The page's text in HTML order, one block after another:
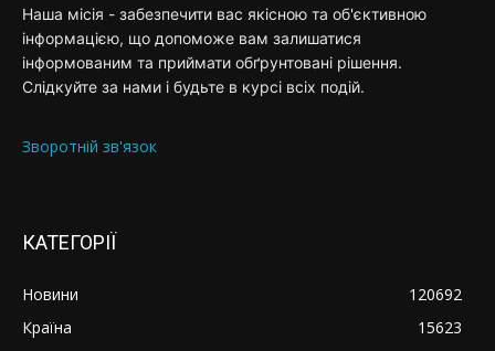
Наша місія - забезпечити вас якісною та об'єктивною
інформацією, що допоможе вам залишатися
інформованим та приймати обґрунтовані рішення.
Слідкуйте за нами і будьте в курсі всіх подій.
Зворотній зв'язок
КАТЕГОРІЇ
Новини
120692
Країна
15623